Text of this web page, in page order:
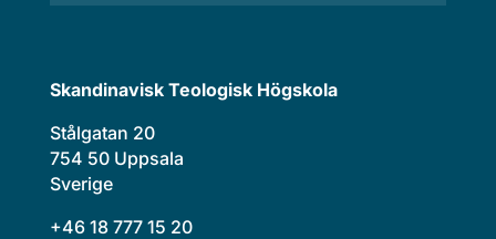
Skandinavisk Teologisk Högskola
Stålgatan 20
754 50 Uppsala
Sverige
+46 18 777 15 20